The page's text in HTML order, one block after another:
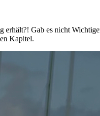
Gab es nicht
Kapitel.